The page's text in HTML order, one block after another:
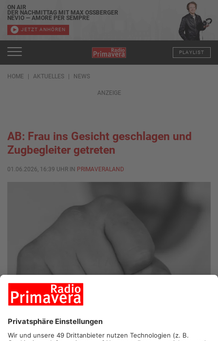
ON AIR
DER NACHMITTAG MIT MAX OSSBERGER
NEVIO — AMORE PER SEMPRE
JETZT ANHÖREN
PLAYLIST
HOME AKTUELLES NEWS
ANZEIGE
AB: Frau ins Gesicht geschlagen und
Zugbegleiter getreten
01.06.2026, 16:39 UHR IN PRIMAVERALAND